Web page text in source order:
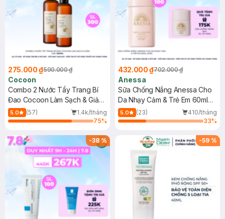
275.000 ₫590.000 ₫
Cocoon
Combo 2 Nước Tẩy Trang Bí
Đao Cocoon Làm Sạch & Giảm
Dầu 500ml
5.0 (57)
1.4k/tháng
75%
432.000 ₫702.000 ₫
Anessa
Sữa Chống Nắng Anessa Cho
Da Nhạy Cảm & Trẻ Em 60ml
(Mới)
5.0 (23)
410/tháng
33%
-38% -59 %